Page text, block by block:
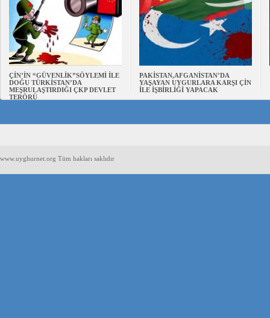
ÇİN’İN “GÜVENLİK”SÖYLEMİ İLE
DOĞU TÜRKİSTAN’DA
MEŞRULAŞTIRDIĞI ÇKP DEVLET
TERÖRÜ
PAKİSTAN,AFGANİSTAN’DA
YAŞAYAN UYGURLARA KARŞI ÇİN
İLE İŞBİRLİĞİ YAPACAK
www.uyghurnet.org Tüm hakları saklıdır